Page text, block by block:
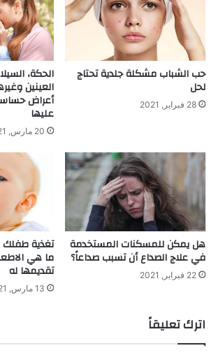
حب الشباب مشكلة جلدية تحتاج
لحل
28 فبراير, 2021
الحكة،
العينين
أعراض
عليها
20 مارس, 2021
هل يمكن للمسكنات المستخدمة
في علاج الصداع أن تسبب صداعاً؟
22 فبراير, 2021
تغذية طفلك
ما هي
تقديمها له
13 مارس, 2021
اترك تعليقاً